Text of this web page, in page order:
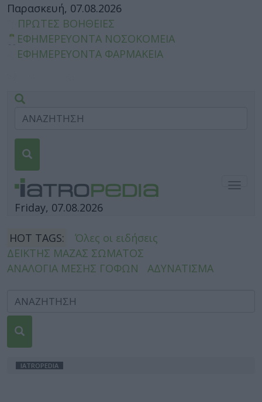
Παρασκευή, 07.08.2026
ΠΡΩΤΕΣ ΒΟΗΘΕΙΕΣ
ΕΦΗΜΕΡΕΥΟΝΤΑ ΝΟΣΟΚΟΜΕΙΑ
ΕΦΗΜΕΡΕΥΟΝΤΑ ΦΑΡΜΑΚΕΙΑ
Friday, 07.08.2026
HOT TAGS:
Όλες οι ειδήσεις
ΔΕΙΚΤΗΣ ΜΑΖΑΣ ΣΩΜΑΤΟΣ
ΑΝΑΛΟΓΙΑ ΜΕΣΗΣ ΓΟΦΩΝ
ΑΔΥΝΑΤΙΣΜΑ
IATROPEDIA